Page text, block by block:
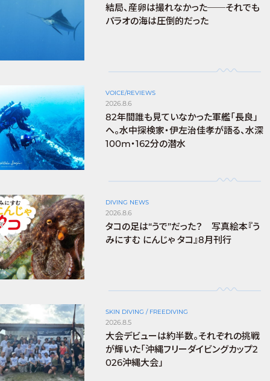
結局、産卵は撮れなかった──それでも
パラオの海は圧倒的だった
VOICE/REVIEWS
2026.8.6
82年間誰も見ていなかった軍艦「長良」
へ。水中探検家・伊左治佳孝が語る、水深
100m・162分の潜水
DIVING NEWS
2026.8.6
タコの足は“うで”だった？ 写真絵本『う
みにすむ にんじゃ タコ』8月刊行
SKIN DIVING / FREEDIVING
2026.8.5
大会デビューは約半数。それぞれの挑戦
が輝いた「沖縄フリーダイビングカップ2
026沖縄大会」